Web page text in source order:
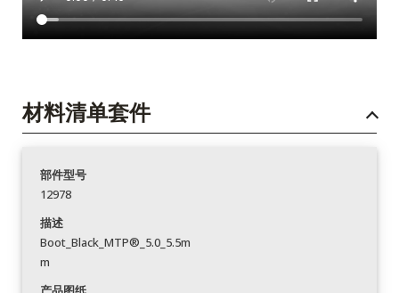
材料清单套件
部件型号
12978
描述
Boot_Black_MTP®_5.0_5.5m
m